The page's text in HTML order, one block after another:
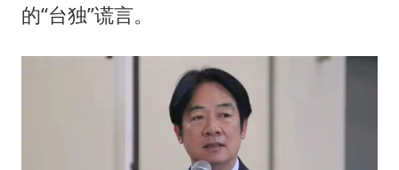
的“台独”谎言。